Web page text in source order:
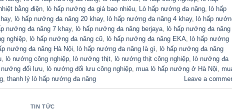
bằng điện, lò hấp nướng đa giá bao nhiêu, Lò hấp nướng đa năng, lò hấp
, lò hấp nướng đa năng 20 khay, lò hấp nướng đa năng 4 khay, lò hấp
nướng đa năng 7 khay, lò hấp nướng đa năng berjaya, lò hấp nướng đa năng
nghiệp, lò hấp nướng đa năng cũ, lò hấp nướng đa năng EKA, lò hấp nướng
nướng đa năng Hà Nội, lò hấp nướng đa năng là gì, lò hấp nướng đa năng
, lò nướng công nghiệp, lò nướng thịt, lò nướng thịt công nghiệp, lò nướng đa
nướng đối lưu, lò nướng đối lưu công nghiệp, mua lò hấp nướng ở Hà Nội,
, thanh lý lò hấp nướng đa năng Leave a
TIN TỨC